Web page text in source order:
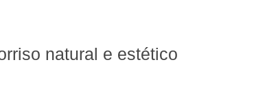
natural e estético